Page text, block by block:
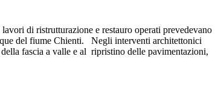
di ristrutturazione e restauro operati prevedevano
del fiume Chienti. Negli interventi architettonici
fascia a valle e al ripristino delle pavimentazioni,